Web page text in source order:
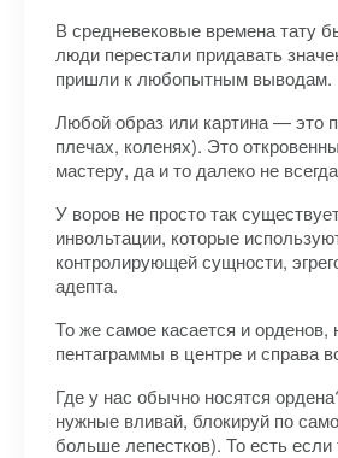
В средневековые времена тату
люди перестали придавать
пришли к любопытным выводам.
Любой образ или картина — это
плечах, коленях). Это
мастеру, да и то далеко не
У воров не просто так
инвольтации, которые
контролирующей сущности,
адепта.
То же самое касается и
пентаграммы в центре и справа
Где у нас обычно носятся
нужные вливай, блокируй по
больше лепестков). То есть